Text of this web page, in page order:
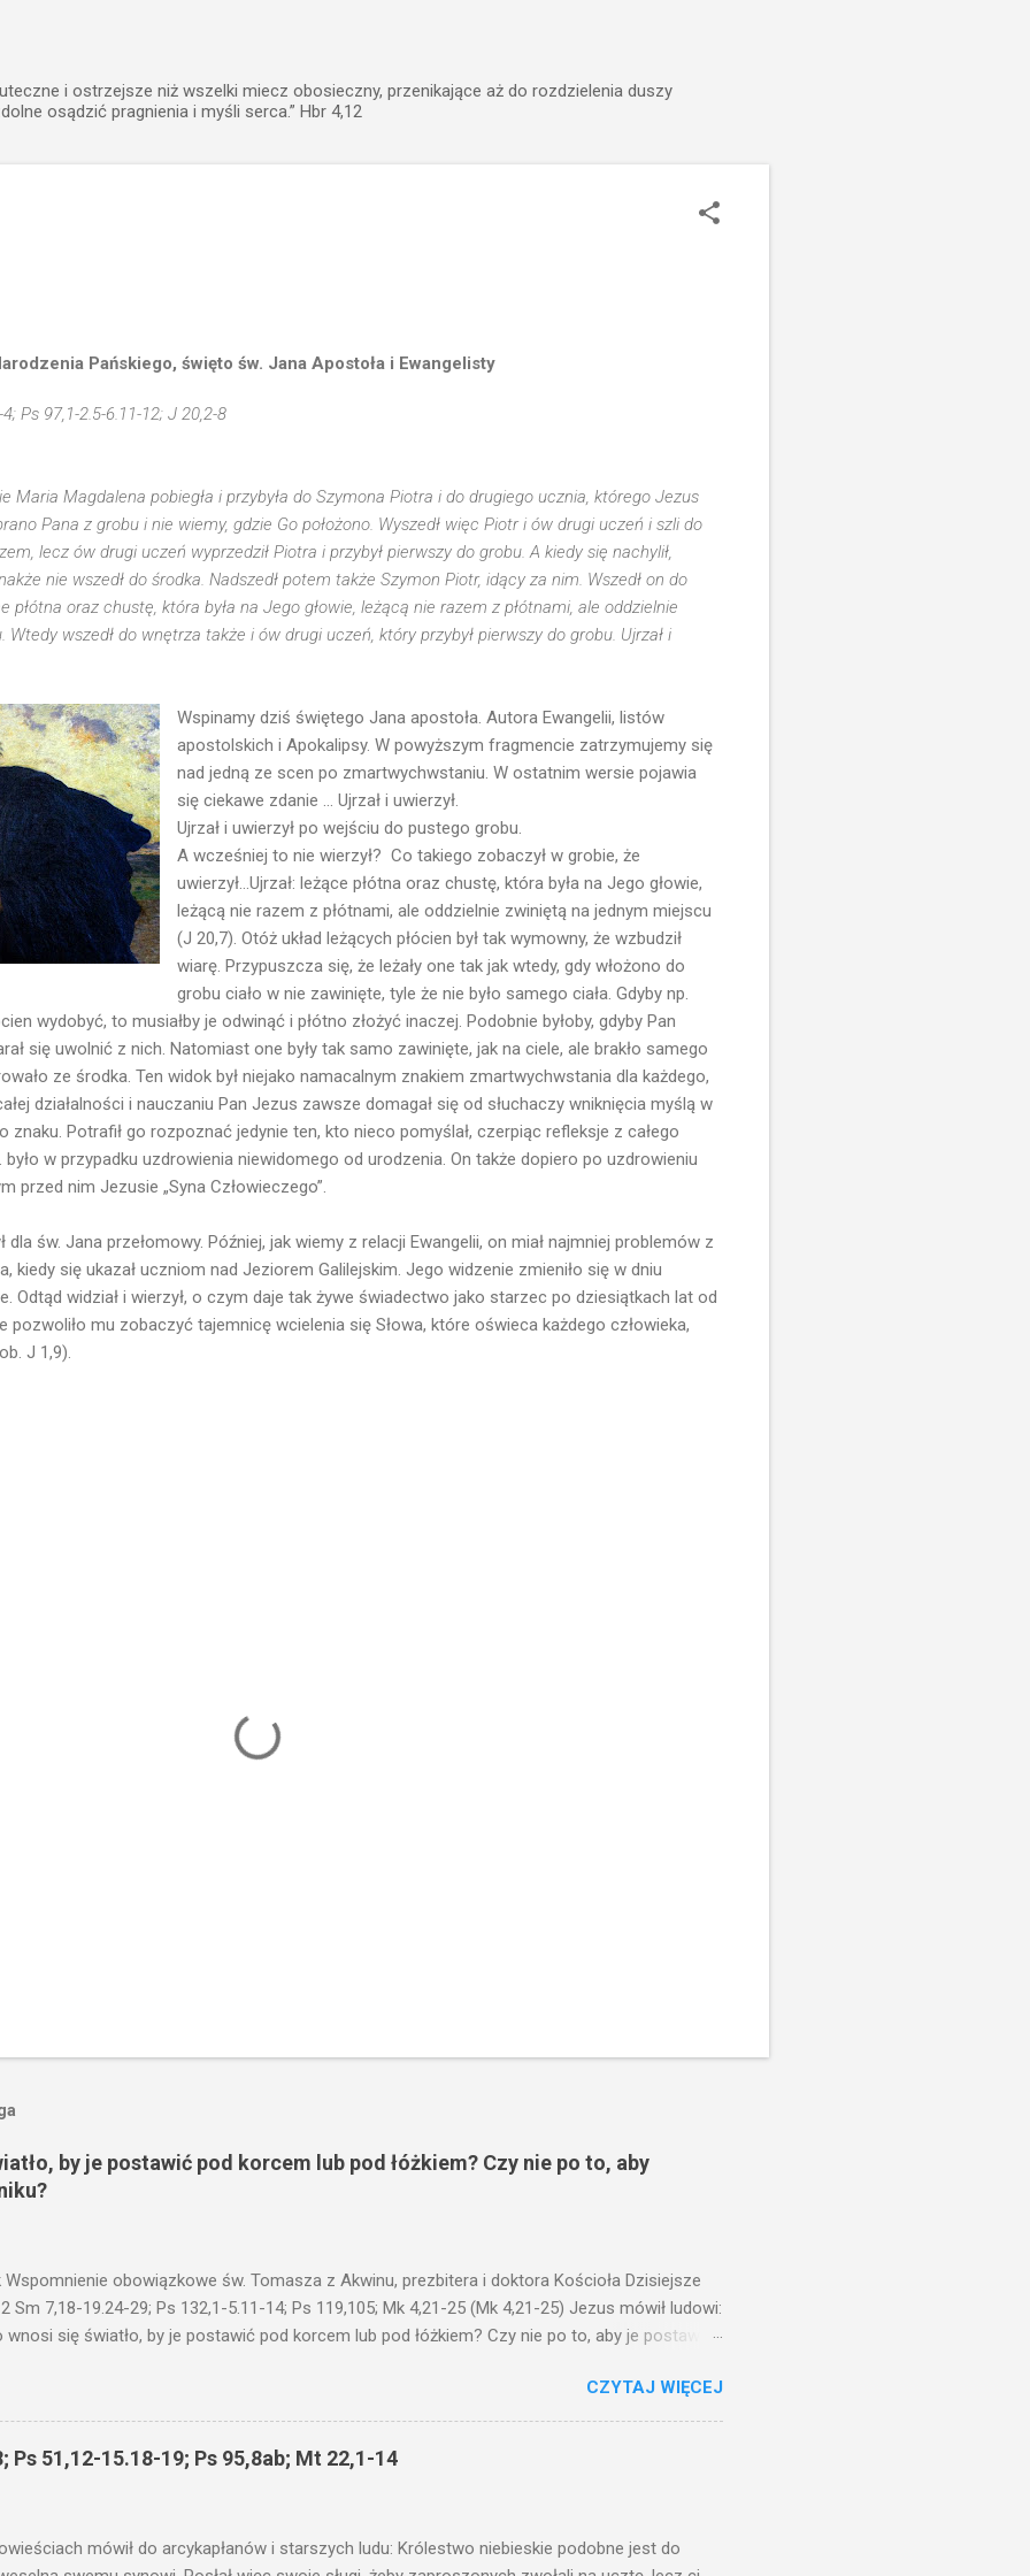
i ostrzejsze niż wszelki miecz obosieczny, przenikające aż do rozdzielenia duszy
osądzić pragnienia i myśli serca.” Hbr 4,12
Pańskiego, święto św. Jana Apostoła i Ewangelisty
Ps 97,1-2.5-6.11-12; J 20,2-8
Maria Magdalena pobiegła i przybyła do Szymona Piotra i do drugiego ucznia, którego Jezus
Pana z grobu i nie wiemy, gdzie Go położono. Wyszedł więc Piotr i ów drugi uczeń i szli do
lecz ów drugi uczeń wyprzedził Piotra i przybył pierwszy do grobu. A kiedy się nachylił,
nie wszedł do środka. Nadszedł potem także Szymon Piotr, idący za nim. Wszedł on do
płótna oraz chustę, która była na Jego głowie, leżącą nie razem z płótnami, ale oddzielnie
wszedł do wnętrza także i ów drugi uczeń, który przybył pierwszy do grobu. Ujrzał i
Wspinamy dziś świętego Jana apostoła. Autora Ewangelii, listów
apostolskich i Apokalipsy. W powyższym fragmencie zatrzymujemy się
nad jedną ze scen po zmartwychwstaniu. W ostatnim wersie pojawia
się ciekawe zdanie ... Ujrzał i uwierzył.
Ujrzał i uwierzył po wejściu do pustego grobu.
A wcześniej to nie wierzył? Co takiego zobaczył w grobie, że
uwierzył...Ujrzał: leżące płótna oraz chustę, która była na Jego głowie,
leżącą nie razem z płótnami, ale oddzielnie zwiniętą na jednym miejscu
(J 20,7). Otóż układ leżących płócien był tak wymowny, że wzbudził
wiarę. Przypuszcza się, że leżały one tak jak wtedy, gdy włożono do
grobu ciało w nie zawinięte, tyle że nie było samego ciała. Gdyby np.
wydobyć, to musiałby je odwinąć i płótno złożyć inaczej. Podobnie byłoby, gdyby Pan
się uwolnić z nich. Natomiast one były tak samo zawinięte, jak na ciele, ale brakło samego
ze środka. Ten widok był niejako namacalnym znakiem zmartwychwstania dla każdego,
działalności i nauczaniu Pan Jezus zawsze domagał się od słuchaczy wniknięcia myślą w
znaku. Potrafił go rozpoznać jedynie ten, kto nieco pomyślał, czerpiąc refleksje z całego
było w przypadku uzdrowienia niewidomego od urodzenia. On także dopiero po uzdrowieniu
przed nim Jezusie „Syna Człowieczego”.
dla św. Jana przełomowy. Później, jak wiemy z relacji Ewangelii, on miał najmniej problemów z
kiedy się ukazał uczniom nad Jeziorem Galilejskim. Jego widzenie zmieniło się w dniu
Odtąd widział i wierzył, o czym daje tak żywe świadectwo jako starzec po dziesiątkach lat od
pozwoliło mu zobaczyć tajemnicę wcielenia się Słowa, które oświeca każdego człowieka,
J 1,9).
by je postawić pod korcem lub pod łóżkiem? Czy nie po to, aby
Wspomnienie obowiązkowe św. Tomasza z Akwinu, prezbitera i doktora Kościoła Dzisiejsze
Sm 7,18-19.24-29; Ps 132,1-5.11-14; Ps 119,105; Mk 4,21-25 (Mk 4,21-25) Jezus mówił ludowi:
wnosi się światło, by je postawić pod korcem lub pod łóżkiem? Czy nie po to, aby je postawić
I mówił im: Uważajcie na to, czego słuchacie. Taką samą miarą, jaką wy mierzycie,
i jeszcze wam dołożą. Bo kto ma, temu będzie dane; a kto nie ma, pozbawią go i tego, co
fragmencie z Ewangelii Jezus kontynuuje przypowieści.... Czy po to wnosi się światło,
pod korcem lub pod łóżkiem? Czy nie po to, aby je postawić na świeczniku? Nie ma
CZYTAJ WIĘCEJ
Ps 51,12-15.18-19; Ps 95,8ab; Mt 22,1-14
mówił do arcykapłanów i starszych ludu: Królestwo niebieskie podobne jest do